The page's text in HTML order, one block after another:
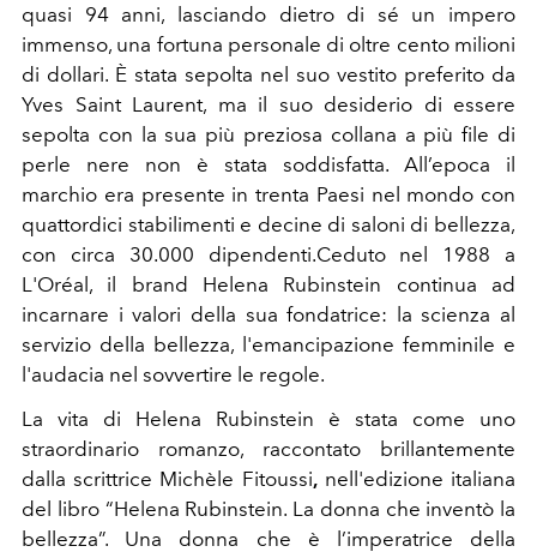
quasi 94 anni, lasciando dietro di sé un impero
immenso, una fortuna personale di oltre cento milioni
di dollari. È stata sepolta nel suo vestito preferito da
Yves Saint Laurent, ma il suo desiderio di essere
sepolta con la sua più preziosa collana a più file di
perle nere non è stata soddisfatta. All’epoca il
marchio era presente in trenta Paesi nel mondo con
quattordici stabilimenti e decine di saloni di bellezza,
con circa 30.000 dipendenti.Ceduto nel 1988 a
L'Oréal, il brand Helena Rubinstein continua ad
incarnare i valori della sua fondatrice: la scienza al
servizio della bellezza, l'emancipazione femminile e
l'audacia nel sovvertire le regole.
La vita di Helena Rubinstein è stata come uno
straordinario romanzo, raccontato brillantemente
dalla scrittrice Michèle Fitoussi,nell'edizione italiana
del libro “Helena Rubinstein. La donna che inventò la
bellezza”. Una donna che è l’imperatrice della